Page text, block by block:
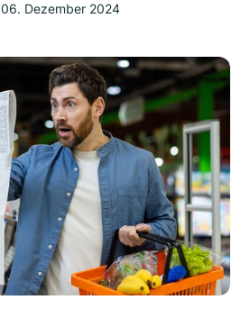
06. Dezember 2024